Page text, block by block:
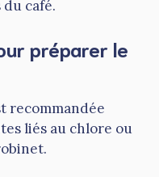
café.
préparer le
recommandée
liés au chlore ou